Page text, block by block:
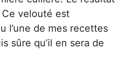
velouté est
l’une de mes recettes
sûre qu’il en sera de